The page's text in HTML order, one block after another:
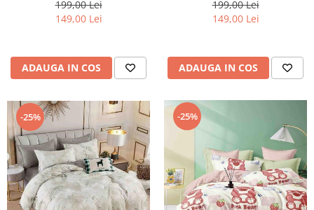
199,00 Lei
149,00 Lei
ADAUGA IN COS
199,00 Lei
149,00 Lei
ADAUGA IN COS
-25% -25%